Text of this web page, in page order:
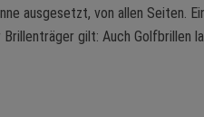
ausgesetzt, von allen Seiten.
gilt: Auch Golfbrillen